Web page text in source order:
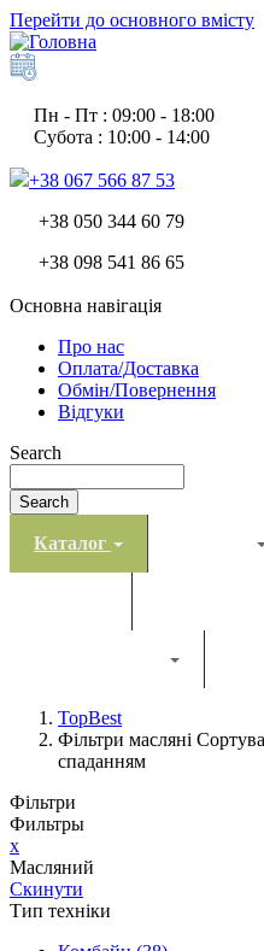
Перейти до основного вмісту
Пн - Пт : 09:00 - 18:00
Субота : 10:00 - 14:00
+38 067 566 87 53
+38 050 344 60 79
+38 098 541 86 65
Основна навігація
Про нас
Оплата/Доставка
Обмін/Повернення
Відгуки
Search
Search
Каталог
TopBest
Фільтри масляні
спаданням
Фільтри
Фильтры
x
Масляний
Скинути
Тип техніки